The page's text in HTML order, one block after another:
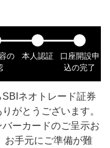
の
本人認証
口座開設申
込の完了
SBIネオトレード証券
がとうございます。
ーカードのご呈示お
お手元にご準備が難